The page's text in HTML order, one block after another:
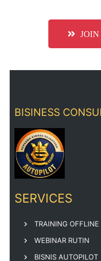
BISINESS
SERVICES
TRAINING OFFLINE
WEBINAR RUTIN
BISNIS AUTOPILOT